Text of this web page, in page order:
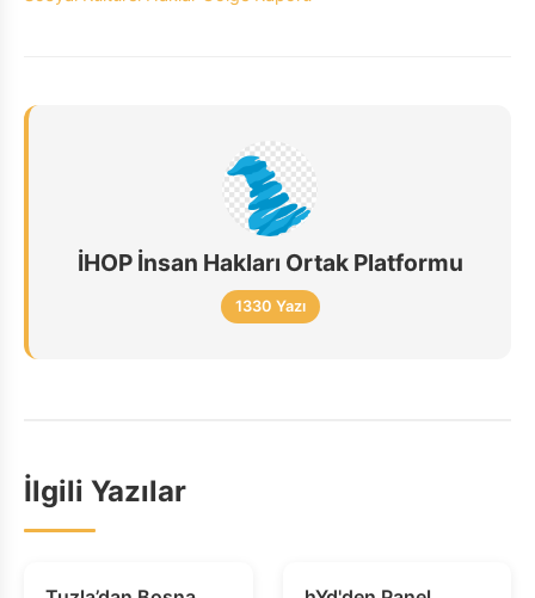
İHOP İnsan Hakları Ortak Platformu
1330 Yazı
İlgili Yazılar